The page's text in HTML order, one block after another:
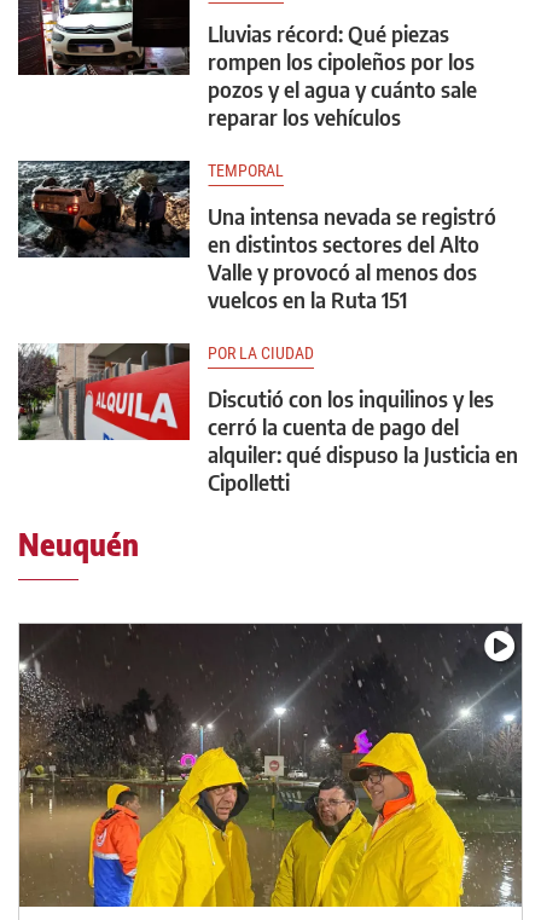
Lluvias récord: Qué piezas
rompen los cipoleños por los
pozos y el agua y cuánto sale
reparar los vehículos
TEMPORAL
Una intensa nevada se registró
en distintos sectores del Alto
Valle y provocó al menos dos
vuelcos en la Ruta 151
POR LA CIUDAD
Discutió con los inquilinos y les
cerró la cuenta de pago del
alquiler: qué dispuso la Justicia en
Cipolletti
Neuquén